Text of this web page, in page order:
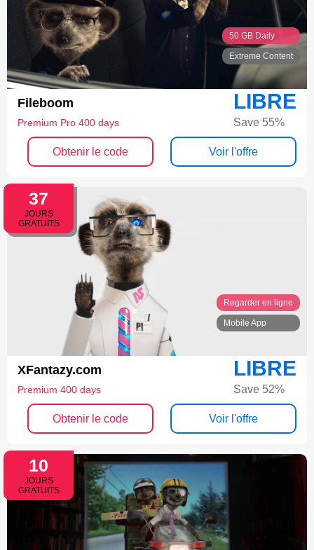
50 GB Daily
Extreme Content
Fileboom
Premium Pro 400 days
LIBRE
Save 55%
Obtenir le code Voir l'offre
37
JOURS
GRATUITS
Regarder en ligne
Mobile App
XFantazy.com
Premium 400 days
LIBRE
Save 52%
Obtenir le code Voir l'offre
10
JOURS
GRATUITS